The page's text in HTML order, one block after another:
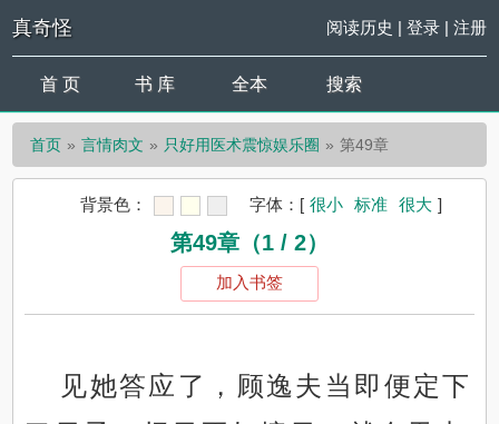
真奇怪 阅读历史 | 登录| 注册
首 页 书 库 全本 搜索
首页 言情肉文 只好用医术震惊娱乐圈 第49章
背景色： 字体： [ 很小 标准 很大 ]
第49章（1 / 2）
加入书签
见她答应了，顾逸夫当即便定下